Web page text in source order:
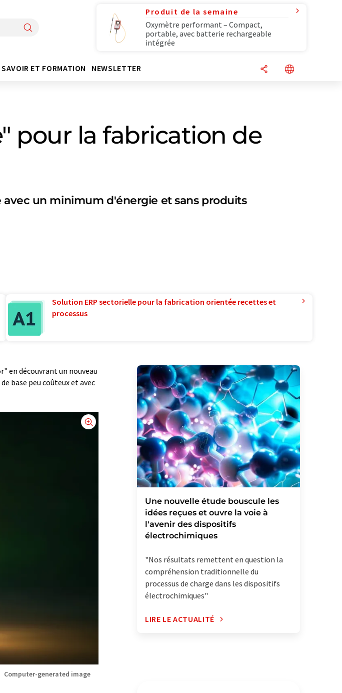
Produit de la semaine
Oxymètre performant – Compact,
portable, avec batterie rechargeable
intégrée
SAVOIR ET FORMATION NEWSLETTER
pour la fabrication de
un minimum d'énergie et sans produits
Solution ERP sectorielle pour la fabrication orientée recettes et
processus
en découvrant un nouveau
base peu coûteux et avec
Computer-generated image
Une nouvelle étude bouscule les
idées reçues et ouvre la voie à
l'avenir des dispositifs
électrochimiques
"Nos résultats remettent en question la
compréhension traditionnelle du
processus de charge dans les dispositifs
électrochimiques"
LIRE LE ACTUALITÉ